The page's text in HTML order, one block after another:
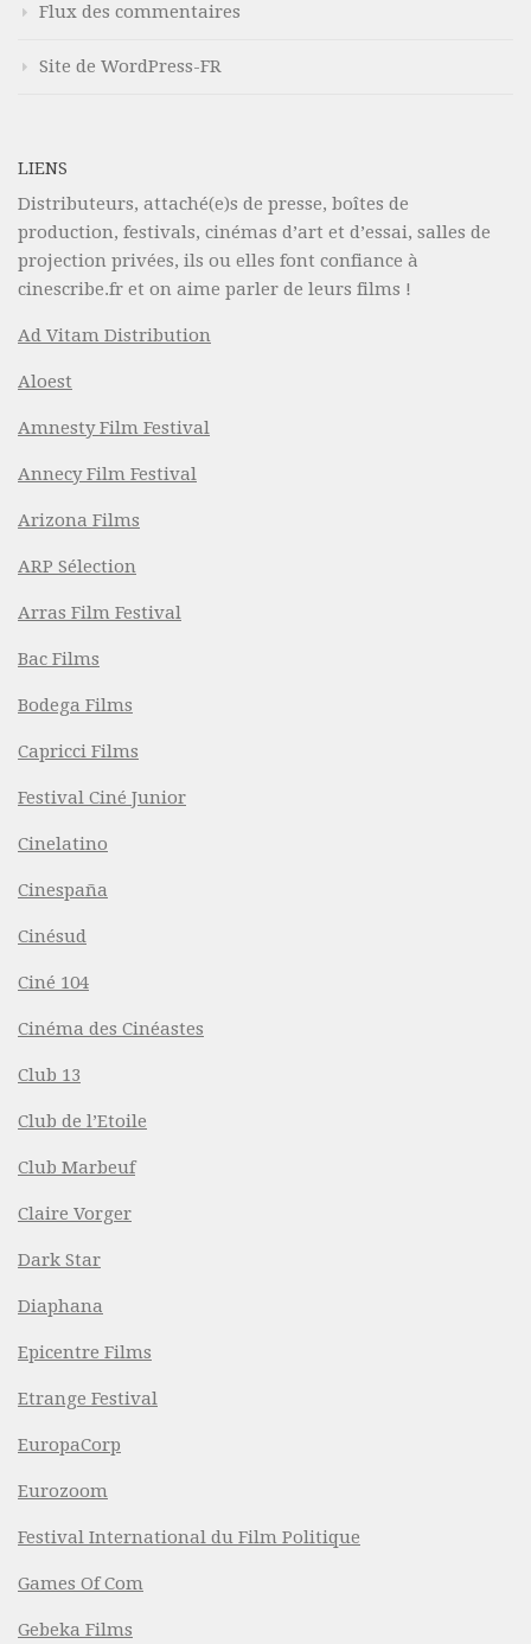
Flux des commentaires
Site de WordPress-FR
LIENS
Distributeurs, attaché(e)s de presse, boîtes de
production, festivals, cinémas d’art et d’essai, salles de
projection privées, ils ou elles font confiance à
cinescribe.fr et on aime parler de leurs films !
Ad Vitam Distribution
Aloest
Amnesty Film Festival
Annecy Film Festival
Arizona Films
ARP Sélection
Arras Film Festival
Bac Films
Bodega Films
Capricci Films
Festival Ciné Junior
Cinelatino
Cinespaña
Cinésud
Ciné 104
Cinéma des Cinéastes
Club 13
Club de l’Etoile
Club Marbeuf
Claire Vorger
Dark Star
Diaphana
Epicentre Films
Etrange Festival
EuropaCorp
Eurozoom
Festival International du Film Politique
Games Of Com
Gebeka Films